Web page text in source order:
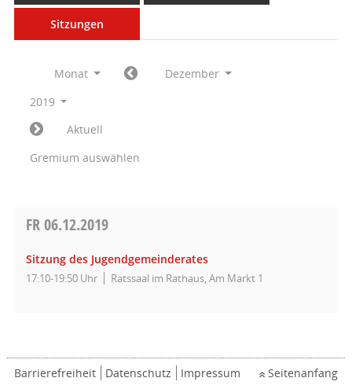
Sitzungen
Monat
Dezember
2019
Aktuell
Gremium auswählen
FR06.12.2019
Sitzung des Jugendgemeinderates
17:10-19:50 Uhr Ratssaal im Rathaus, Am Markt 1
Barrierefreiheit Datenschutz Impressum Seitenanfang